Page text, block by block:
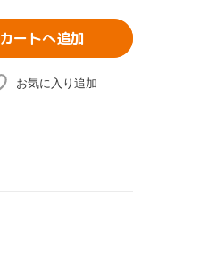
カートへ追加
お気に入り追加